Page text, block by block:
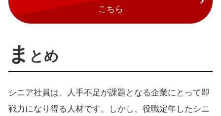
こちら
ま とめ
シニア社員は、人手不足が課題となる企業にとって即
戦力になり得る人材です。しかし、役職定年したシニ